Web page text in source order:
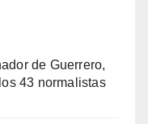
de Guerrero,
43 normalistas